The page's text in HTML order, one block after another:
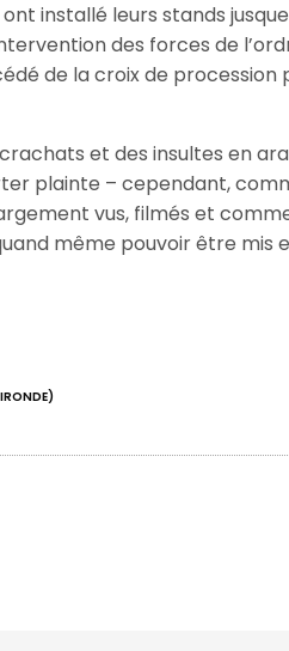
installé leurs stands
des forces de
de la croix de procession
et des insultes en
plainte – cependant,
vus, filmés et
même pouvoir être mis